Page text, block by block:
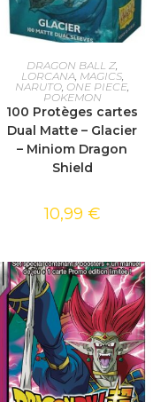
AJOUTER AU PANIER
DRAGON BALL Z,
LORCANA, MAGICS,
NARUTO, ONE PIECE,
POKEMON
100 Protèges cartes
Dual Matte – Glacier
– Miniom Dragon
Shield
10,99 €